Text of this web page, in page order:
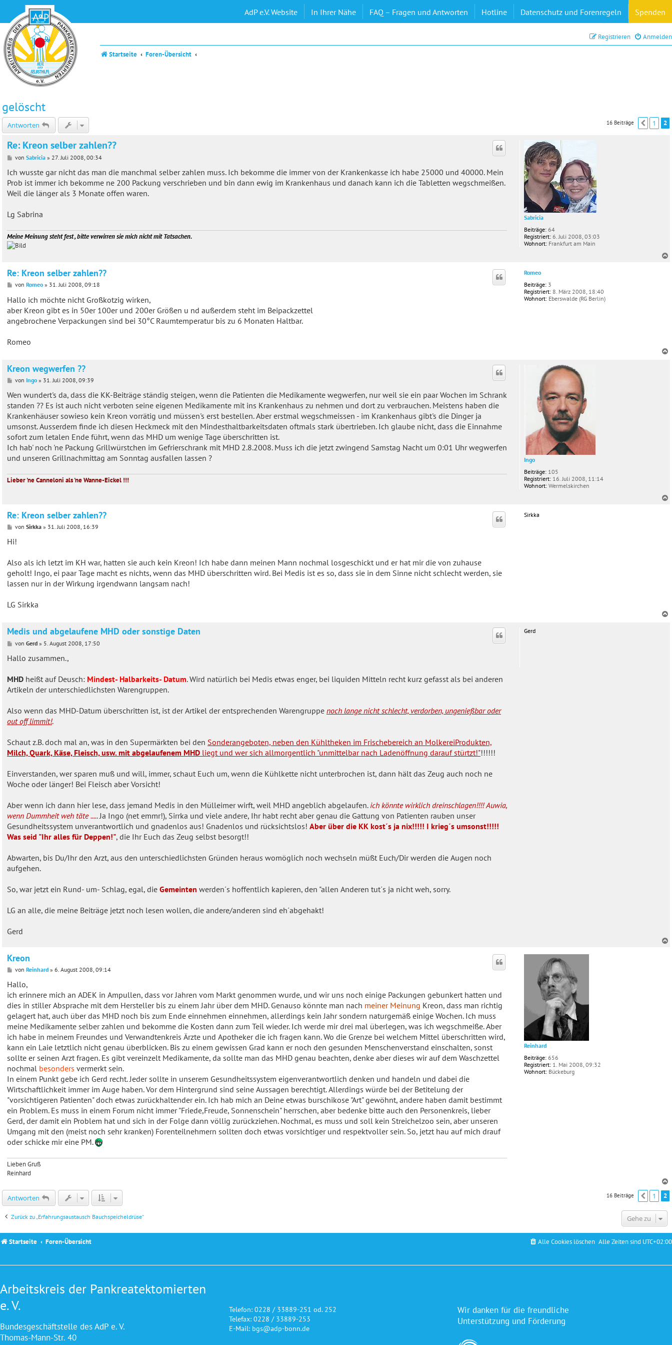
AdP e.V. Website In Ihrer Nähe FAQ – Fragen und Antworten Hotline Datenschutz und Forenregeln Spenden
Anmelden
Registrieren
Startseite Foren-Übersicht
gelöscht
Antworten 16 Beiträge 1 2
Sabricia
Beiträge: 64
Registriert: 6. Juli 2008, 03:03
Wohnort: Frankfurt am Main
Re: Kreon selber zahlen??
B
i
r
a
von Sabricia» 27. Juli 2008, 00:34
Ich wusste gar nicht das man die manchmal selber zahlen muss. Ich bekomme die immer von der Krankenkasse ich habe 25000 und 40000. Mein
Prob ist immer ich bekomme ne 200 Packung verschrieben und bin dann ewig im Krankenhaus und danach kann ich die Tabletten wegschmeißen.
Weil die länger als 3 Monate offen waren.
Lg Sabrina
Meine Meinung steht fest , bitte verwirren sie mich nicht mit Tatsachen.
Romeo
Beiträge: 3
Registriert: 8. März 2008, 18:40
Wohnort: Eberswalde (RG Berlin)
Re: Kreon selber zahlen??
B
i
t
r
a
g
von Romeo» 31. Juli 2008, 09:18
Hallo ich möchte nicht Großkotzig wirken,
aber Kreon gibt es in 50er 100er und 200er Größen u nd außerdem steht im Beipackzettel
angebrochene Verpackungen sind bei 30°C Raumtemperatur bis zu 6 Monaten Haltbar.
Romeo
Ingo
Beiträge: 105
Registriert: 16. Juli 2008, 11:14
Wohnort: Wermelskirchen
Kreon wegwerfen ??
B
i
r
a
von Ingo» 31. Juli 2008, 09:39
Wen wundert's da, dass die KK-Beiträge ständig steigen, wenn die Patienten die Medikamente wegwerfen, nur weil sie ein paar Wochen im Schrank
standen ?? Es ist auch nicht verboten seine eigenen Medikamente mit ins Krankenhaus zu nehmen und dort zu verbrauchen. Meistens haben die
Krankenhäuser sowieso kein Kreon vorrätig und müssen's erst bestellen. Aber erstmal wegschmeissen - im Krankenhaus gibt's die Dinger ja
umsonst. Ausserdem finde ich diesen Heckmeck mit den Mindesthaltbarkeitsdaten oftmals stark übertrieben. Ich glaube nicht, dass die Einnahme
sofort zum letalen Ende führt, wenn das MHD um wenige Tage überschritten ist.
Ich hab' noch 'ne Packung Grillwürstchen im Gefrierschrank mit MHD 2.8.2008. Muss ich die jetzt zwingend Samstag Nacht um 0:01 Uhr wegwerfen
und unseren Grillnachmittag am Sonntag ausfallen lassen ?
Lieber 'ne Canneloni als 'ne Wanne-Eickel !!!
Sirkka
Re: Kreon selber zahlen??
B
i
a
von Sirkka» 31. Juli 2008, 16:39
Hi!
Also als ich letzt im KH war, hatten sie auch kein Kreon! Ich habe dann meinen Mann nochmal losgeschickt und er hat mir die von zuhause
geholt! Ingo, ei paar Tage macht es nichts, wenn das MHD überschritten wird. Bei Medis ist es so, dass sie in dem Sinne nicht schlecht werden, sie
lassen nur in der Wirkung irgendwann langsam nach!
LG Sirkka
Gerd
Medis und abgelaufene MHD oder sonstige Daten
B
i
t
a
g
von Gerd» 5. August 2008, 17:50
Hallo zusammen.,
MHD heißt auf Deusch: Mindest- Halbarkeits- Datum. Wird natürlich bei Medis etwas enger, bei liquiden Mitteln recht kurz gefasst als bei anderen
Artikeln der unterschiedlichsten Warengruppen.
Also wenn das MHD-Datum überschritten ist, ist der Artikel der entsprechenden Warengruppe noch lange nicht schlecht, verdorben, ungenießbar oder
out off limmit!.
Schaut z.B. doch mal an, was in den Supermärkten bei den Sonderangeboten, neben den Kühltheken im Frischebereich an MolkereiProdukten,
Milch, Quark, Käse, Fleisch, usw. mit abgelaufenem MHD liegt und wer sich allmorgentlich "unmittelbar nach Ladenöffnung darauf stürtzt!"!!!!!!
Einverstanden, wer sparen muß und will, immer, schaut Euch um, wenn die Kühlkette nicht unterbrochen ist, dann hält das Zeug auch noch ne
Woche oder länger! Bei Fleisch aber Vorsicht!
Aber wenn ich dann hier lese, dass jemand Medis in den Mülleimer wirft, weil MHD angeblich abgelaufen. ich könnte wirklich dreinschlagen!!!! Auwia,
wenn Dummheit weh täte ..... Ja Ingo (net emmr!), Sirrka und viele andere, Ihr habt recht aber genau die Gattung von Patienten rauben unser
Gesundheitssystem unverantwortlich und gnadenlos aus! Gnadenlos und rücksichtslos! Aber über die KK kost´s ja nix!!!!! I krieg´s umsonst!!!!!
Was seid "Ihr alles für Deppen!", die Ihr Euch das Zeug selbst besorgt!!
Abwarten, bis Du/Ihr den Arzt, aus den unterschiedlichsten Gründen heraus womöglich noch wechseln müßt Euch/Dir werden die Augen noch
aufgehen.
So, war jetzt ein Rund- um- Schlag, egal, die Gemeinten werden´s hoffentlich kapieren, den "allen Anderen tut´s ja nicht weh, sorry.
LG an alle, die meine Beiträge jetzt noch lesen wollen, die andere/anderen sind eh´abgehakt!
Gerd
Reinhard
Beiträge: 656
Registriert: 1. Mai 2008, 09:32
Wohnort: Bückeburg
Kreon
B
i
r
a
von Reinhard» 6. August 2008, 09:14
Hallo,
ich erinnere mich an ADEK in Ampullen, dass vor Jahren vom Markt genommen wurde, und wir uns noch einige Packungen gebunkert hatten und
dies in stiller Absprache mit dem Hersteller bis zu einem Jahr über dem MHD. Genauso könnte man nach meiner Meinung Kreon, dass man richtig
gelagert hat, auch über das MHD noch bis zum Ende einnehmen einnehmen, allerdings kein Jahr sondern naturgemäß einige Wochen. Ich muss
meine Medikamente selber zahlen und bekomme die Kosten dann zum Teil wieder. Ich werde mir drei mal überlegen, was ich wegschmeiße. Aber
ich habe in meinem Freundes und Verwandtenkreis Ärzte und Apotheker die ich fragen kann. Wo die Grenze bei welchem Mittel überschritten wird,
kann ein Laie letztlich nicht genau überblicken. Bis zu einem gewissen Grad kann er noch den gesunden Menschenverstand einschalten, sonst
sollte er seinen Arzt fragen. Es gibt vereinzelt Medikamente, da sollte man das MHD genau beachten, denke aber dieses wir auf dem Waschzettel
nochmal besonders vermerkt sein.
In einem Punkt gebe ich Gerd recht. Jeder sollte in unserem Gesundheitssystem eigenverantwortlich denken und handeln und dabei die
Wirtschaftlichkeit immer im Auge haben. Vor dem Hintergrund sind seine Aussagen berechtigt. Allerdings würde bei der Betitelung der
"vorsichtigeren Patienten" doch etwas zurückhaltender ein. Ich hab mich an Deine etwas burschikose "Art" gewöhnt, andere haben damit bestimmt
ein Problem. Es muss in einem Forum nicht immer "Friede,Freude, Sonnenschein" herrschen, aber bedenke bitte auch den Personenkreis, lieber
Gerd, der damit ein Problem hat und sich in der Folge dann völlig zurückziehen. Nochmal, es muss und soll kein Streichelzoo sein, aber unseren
Umgang mit den (meist noch sehr kranken) Forenteilnehmern sollten doch etwas vorsichtiger und respektvoller sein. So, jetzt hau auf mich drauf
oder schicke mir eine PM.
Lieben Gruß
Reinhard
Antworten 16 Beiträge 1 2
Zurück zu „Erfahrungsaustausch Bauchspeicheldrüse“ Gehe zu
Startseite Foren-Übersicht Alle Zeiten sind UTC+02:00
Alle Cookies löschen
Arbeitskreis der Pankreatektomierten
e. V.
Bundesgeschäftstelle des AdP e. V.
Thomas-Mann-Str. 40
Telefon: 0228 / 33889-251 od. 252
Telefax: 0228 / 33889-253
E-Mail: bgs@adp-bonn.de
Wir danken für die freundliche
Unterstützung und Förderung